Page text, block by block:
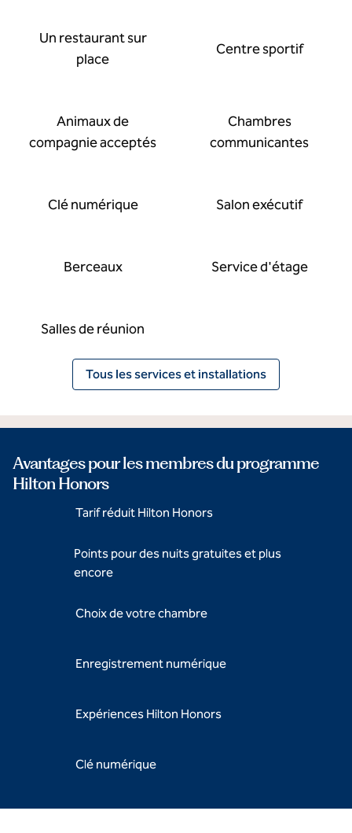
Un restaurant sur
place
Centre sportif
Animaux de
compagnie acceptés
Chambres
communicantes
Clé numérique Salon exécutif
Berceaux Service d'étage
Salles de réunion
Tous les services et installations
Avantages pour les membres du programme
Hilton Honors
Tarif réduit Hilton Honors
Points pour des nuits gratuites et plus
encore
Choix de votre chambre
Enregistrement numérique
Expériences Hilton Honors
Clé numérique